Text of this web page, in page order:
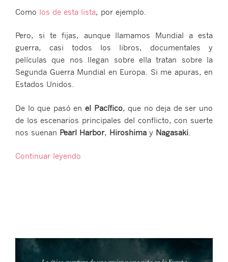
Como los de esta lista, por ejemplo.
Pero, si te fijas, aunque llamamos Mundial a esta
guerra, casi todos los libros, documentales y
películas que nos llegan sobre ella tratan sobre la
Segunda Guerra Mundial en Europa. Si me apuras, en
Estados Unidos.
De lo que pasó en el Pacífico, que no deja de ser uno
de los escenarios principales del conflicto, con suerte
nos suenan Pearl Harbor, Hiroshima y Nagasaki
Continuar leyendo
en